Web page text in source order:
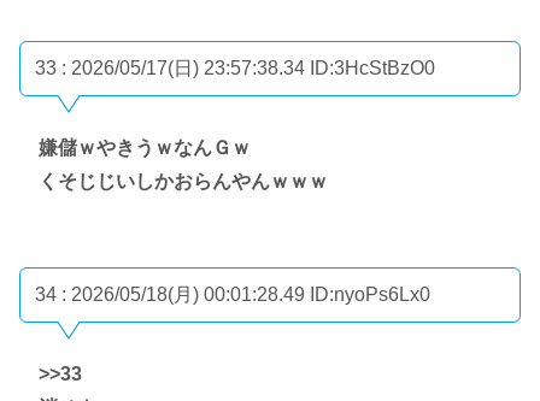
33 : 2026/05/17(日) 23:57:38.34 ID:3HcStBzO0
嫌儲ｗやきうｗなんＧｗ
くそじじいしかおらんやんｗｗｗ
34 : 2026/05/18(月) 00:01:28.49 ID:nyoPs6Lx0
>>33